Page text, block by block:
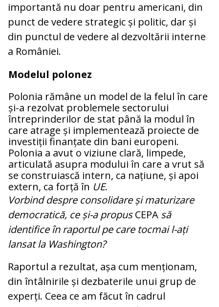
importantă nu doar pentru americani, din
punct de vedere strategic și politic, dar și
din punctul de vedere al dezvoltării interne
a României.
Modelul polonez
Polonia rămâne un model de la felul în care
și-a rezolvat problemele sectorului
întreprinderilor de stat până la modul în
care atrage și implementează proiecte de
investiții finanțate din bani europeni.
Polonia a avut o viziune clară, limpede,
articulată asupra modului în care a vrut să
se construiască intern, ca națiune, și apoi
extern, ca forță în UE.
Vorbind despre consolidare și maturizare
democratică, ce și-a propusCEPA să
identifice în raportul pe care tocmai l-ați
lansat la Washington?
Raportul a rezultat, așa cum menționam,
din întâlnirile și dezbaterile unui grup de
experți. Ceea ce am făcut în cadrul